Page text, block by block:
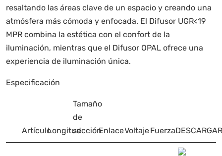
resaltando las áreas clave de un espacio y creando una
atmósfera más cómoda y enfocada. El Difusor UGR<19
MPR combina la estética con el confort de la
iluminación, mientras que el Difusor OPAL ofrece una
experiencia de iluminación única.
Especificación
ArtículoLongitud
Tamaño
de
secciónEnlaceVoltajeFuerza